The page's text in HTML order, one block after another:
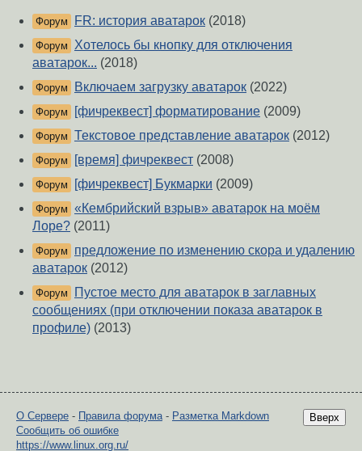
Форум FR: история аватарок (2018)
Форум
Хотелось бы кнопку для отключения
аватарок... (2018)
Форум Включаем загрузку аватарок (2022)
Форум [фичреквест] форматирование (2009)
Форум Текстовое представление аватарок (2012)
Форум [время] фичреквест (2008)
Форум [фичреквест] Букмарки (2009)
Форум «Кембрийский взрыв» аватарок на моём
Лоре? (2011)
Форум
предложение по изменению скора и удалению
аватарок (2012)
Форум
Пустое место для аватарок в заглавных
сообщениях (при отключении показа аватарок в
профиле) (2013)
Вверх
О Сервере - Правила форума - Разметка Markdown
Сообщить об ошибке
https://www.linux.org.ru/